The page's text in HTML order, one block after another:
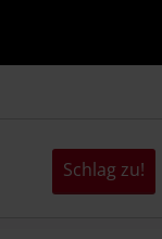
Schlag zu!